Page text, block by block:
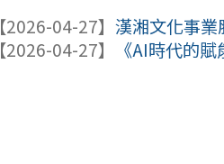
【2026-04-27】漢湘文化事
【2026-04-27】
《AI時代的